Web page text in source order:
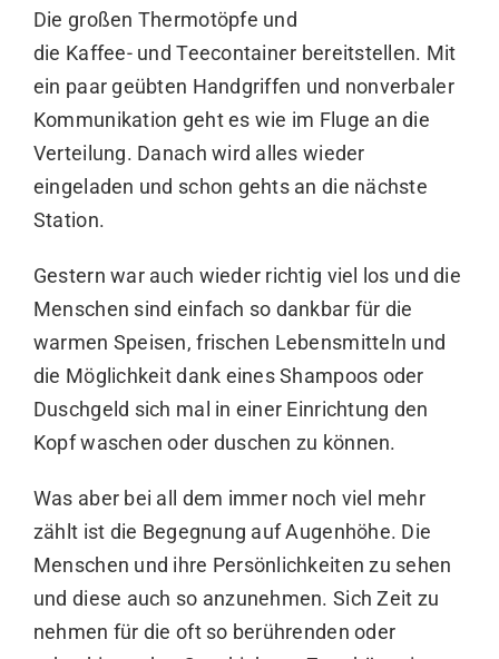
Die großen Thermotöpfe und
die Kaffee- und Teecontainer bereitstellen. Mit
ein paar geübten Handgriffen und nonverbaler
Kommunikation geht es wie im Fluge an die
Verteilung. Danach wird alles wieder
eingeladen und schon gehts an die nächste
Station.
Gestern war auch wieder richtig viel los und die
Menschen sind einfach so dankbar für die
warmen Speisen, frischen Lebensmitteln und
die Möglichkeit dank eines Shampoos oder
Duschgeld sich mal in einer Einrichtung den
Kopf waschen oder duschen zu können.
Was aber bei all dem immer noch viel mehr
zählt ist die Begegnung auf Augenhöhe. Die
Menschen und ihre Persönlichkeiten zu sehen
und diese auch so anzunehmen. Sich Zeit zu
nehmen für die oft so berührenden oder